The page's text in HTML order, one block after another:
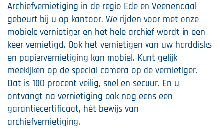
Archiefvernietiging in de regio Ede en Veenendaal
gebeurt bij u op kantoor. We rijden voor met onze
mobiele vernietiger en het hele archief wordt in een
keer vernietigd. Ook het vernietigen van uw harddisks
en papiervernietiging kan mobiel. Kunt gelijk
meekijken op de special camera op de vernietiger.
Dat is 100 procent veilig, snel en secuur. En u
ontvangt na vernietiging ook nog eens een
garantiecertificaat, hét bewijs van
archiefvernietiging.